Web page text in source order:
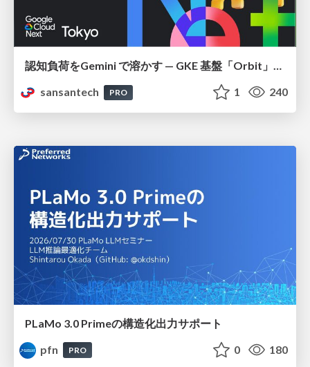
認知負荷をGemini で溶かす — GKE 基盤「Orbit」における AI エージェントの実践
sansantech
PRO 1 240
PLaMo 3.0 Primeの構造化出力サポート
pfn
PRO 0 180